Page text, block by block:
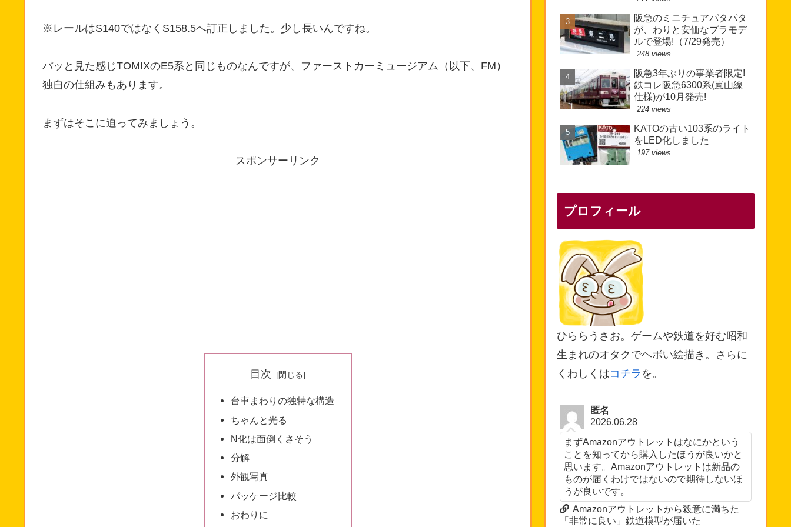
※レールはS140ではなくS158.5へ訂正しました。少し長いんですね。
パッと見た感じTOMIXのE5系と同じものなんですが、ファーストカーミュージアム（以下、FM）
独自の仕組みもあります。
まずはそこに迫ってみましょう。
スポンサーリンク
目次
台車まわりの独特な構造
ちゃんと光る
N化は面倒くさそう
分解
外観写真
パッケージ比較
おわりに
阪急のミニチュアパタパタ
が、わりと安価なプラモデ
ルで登場!（7/29発売）
248 views
阪急3年ぶりの事業者限定!
鉄コレ阪急6300系(嵐山線
仕様)が10月発売!
224 views
KATOの古い103系のライト
をLED化しました
197 views
プロフィール
ひららうさお。ゲームや鉄道を好む昭和
生まれのオタクでヘボい絵描き。さらに
くわしくはコチラ を。
匿名
2026.06.28
まずAmazonアウトレットはなにかという
ことを知ってから購入したほうが良いかと
思います。Amazonアウトレットは新品の
ものが届くわけではないので期待しないほ
うが良いです。
Amazonアウトレットから殺意に満ちた
「非常に良い」鉄道模型が届いた